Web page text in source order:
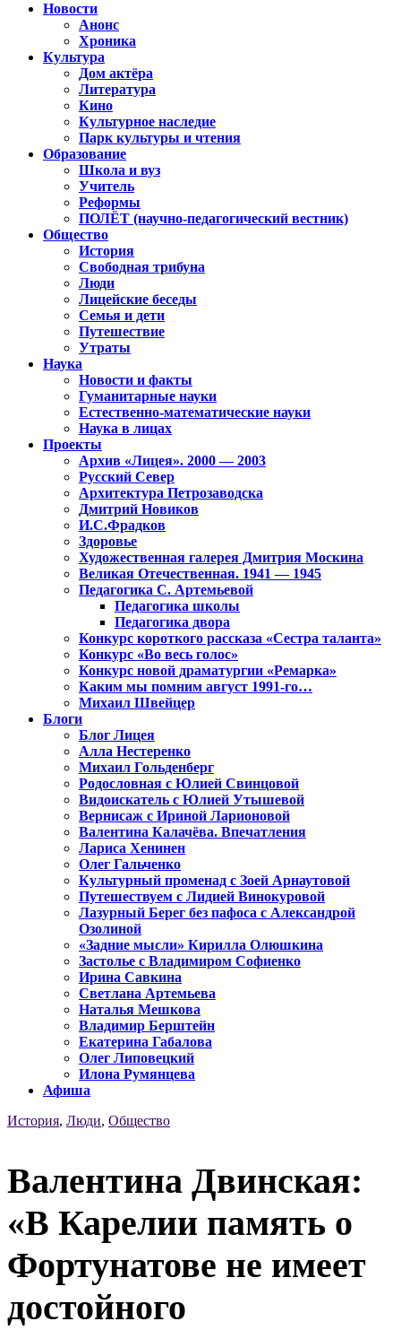
Новости
Анонс
Хроника
Культура
Дом актёра
Литература
Кино
Культурное наследие
Парк культуры и чтения
Образование
Школа и вуз
Учитель
Реформы
ПОЛЁТ (научно-педагогический вестник)
Общество
История
Свободная трибуна
Люди
Лицейские беседы
Семья и дети
Путешествие
Утраты
Наука
Новости и факты
Гуманитарные науки
Естественно-математические науки
Наука в лицах
Проекты
Архив «Лицея». 2000 — 2003
Русский Север
Архитектура Петрозаводска
Дмитрий Новиков
И.С.Фрадков
Здоровье
Художественная галерея Дмитрия Москина
Великая Отечественная. 1941 — 1945
Педагогика С. Артемьевой
Педагогика школы
Педагогика двора
Конкурс короткого рассказа «Сестра таланта»
Конкурс «Во весь голос»
Конкурс новой драматургии «Ремарка»
Каким мы помним август 1991-го…
Михаил Швейцер
Блоги
Блог Лицея
Алла Нестеренко
Михаил Гольденберг
Родословная с Юлией Свинцовой
Видоискатель с Юлией Утышевой
Вернисаж с Ириной Ларионовой
Валентина Калачёва. Впечатления
Лариса Хенинен
Олег Гальченко
Культурный променад с Зоей Арнаутовой
Путешествуем с Лидией Винокуровой
Лазурный Берег без пафоса с Александрой
Озолиной
«Задние мысли» Кирилла Олюшкина
Застолье с Владимиром Софиенко
Ирина Савкина
Светлана Артемьева
Наталья Мешкова
Владимир Берштейн
Екатерина Габалова
Олег Липовецкий
Илона Румянцева
Афиша
История, Люди, Общество
Валентина Двинская:
«В Карелии память о
Фортунатове не имеет
достойного